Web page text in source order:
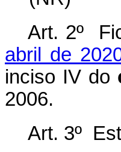
Art. 2º
abril de
inciso IV do
2006.
Art. 3º